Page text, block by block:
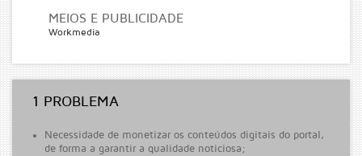
MEIOS E PUBLICIDADE
Workmedia
1 PROBLEMA
Necessidade de monetizar os conteúdos digitais do portal,
de forma a garantir a qualidade noticiosa;